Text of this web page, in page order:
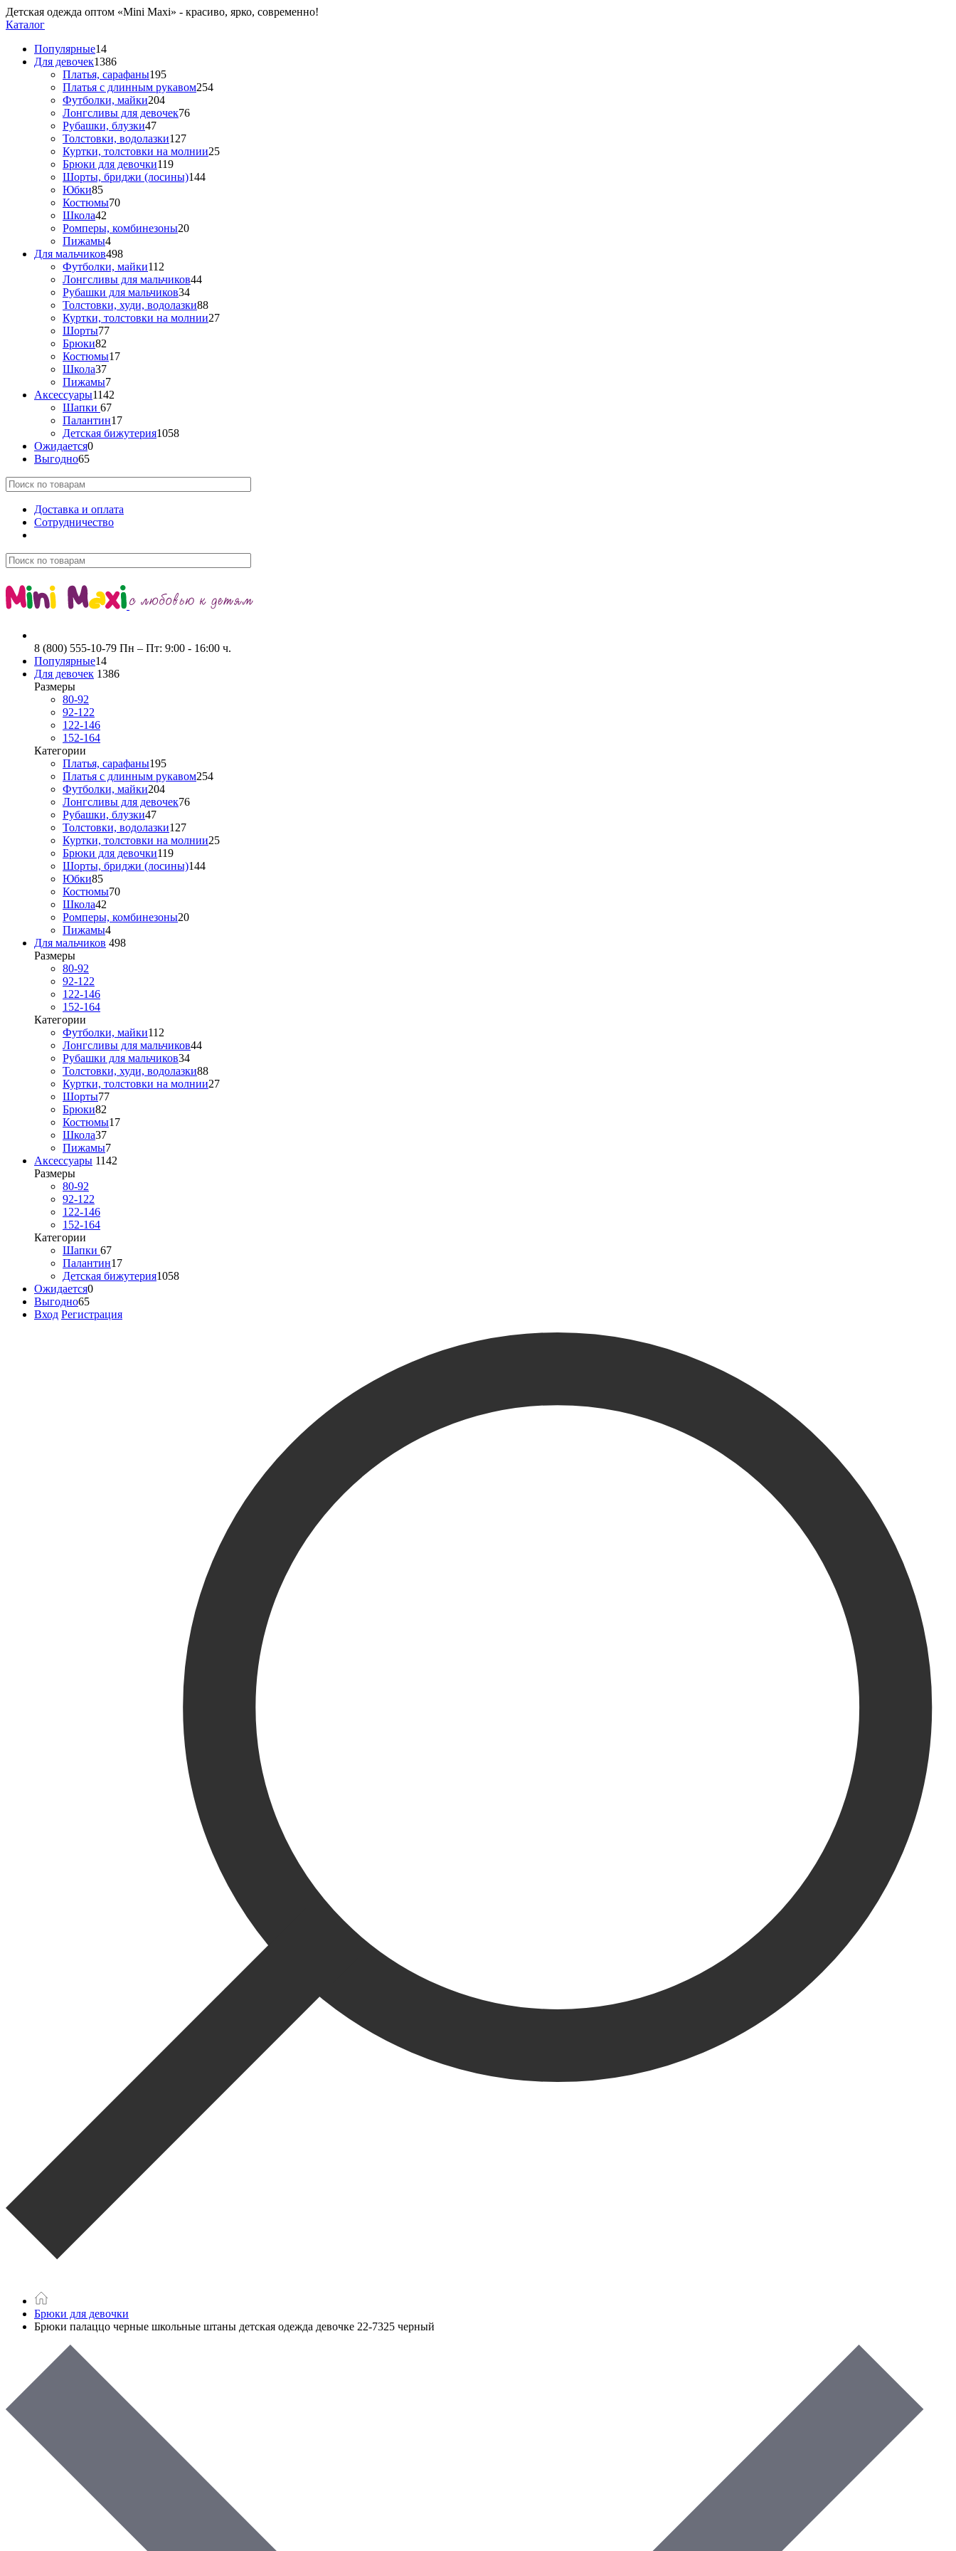
Детская одежда оптом «Mini Maxi» - красиво, ярко, современно!
Каталог
Популярные14
Для девочек1386
Платья, сарафаны195
Платья с длинным рукавом254
Футболки, майки204
Лонгсливы для девочек76
Рубашки, блузки47
Толстовки, водолазки127
Куртки, толстовки на молнии25
Брюки для девочки119
Шорты, бриджи (лосины)144
Юбки85
Костюмы70
Школа42
Ромперы, комбинезоны20
Пижамы4
Для мальчиков498
Футболки, майки112
Лонгсливы для мальчиков44
Рубашки для мальчиков34
Толстовки, худи, водолазки88
Куртки, толстовки на молнии27
Шорты77
Брюки82
Костюмы17
Школа37
Пижамы7
Аксессуары1142
Шапки 67
Палантин17
Детская бижутерия1058
Ожидается0
Выгодно65
Доставка и оплата
Сотрудничество
8 (800) 555-10-79 Пн – Пт: 9:00 - 16:00 ч.
Популярные14
Для девочек 1386
Размеры
80-92
92-122
122-146
152-164
Категории
Платья, сарафаны195
Платья с длинным рукавом254
Футболки, майки204
Лонгсливы для девочек76
Рубашки, блузки47
Толстовки, водолазки127
Куртки, толстовки на молнии25
Брюки для девочки119
Шорты, бриджи (лосины)144
Юбки85
Костюмы70
Школа42
Ромперы, комбинезоны20
Пижамы4
Для мальчиков 498
Размеры
80-92
92-122
122-146
152-164
Категории
Футболки, майки112
Лонгсливы для мальчиков44
Рубашки для мальчиков34
Толстовки, худи, водолазки88
Куртки, толстовки на молнии27
Шорты77
Брюки82
Костюмы17
Школа37
Пижамы7
Аксессуары 1142
Размеры
80-92
92-122
122-146
152-164
Категории
Шапки 67
Палантин17
Детская бижутерия1058
Ожидается0
Выгодно65
Вход Регистрация
Брюки для девочки
Брюки палаццо черные школьные штаны детская одежда девочке 22-7325 черный